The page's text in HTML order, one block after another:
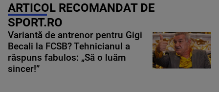
ARTICOL RECOMANDAT DE
SPORT.RO
Variantă de antrenor pentru Gigi
Becali la FCSB? Tehnicianul a
răspuns fabulos: „Să o luăm
sincer!”